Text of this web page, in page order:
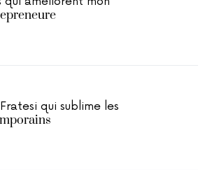
qui sublime les